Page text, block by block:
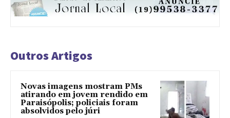
Outros Artigos
Novas imagens mostram PMs
atirando em jovem rendido em
Paraisópolis; policiais foram
absolvidos pelo júri